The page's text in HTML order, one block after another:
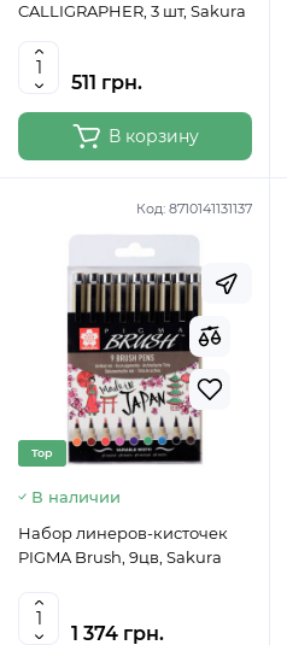
CALLIGRAPHER, 3 шт, Sakura
511 грн.
В корзину
Код: 8710141131137
Top
В наличии
Набор линеров-кисточек
PIGMA Brush, 9цв, Sakura
1 374 грн.